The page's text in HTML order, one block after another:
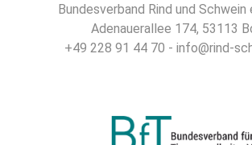
Bundesverband Rind und Schwein
Adenauerallee 174, 53113
+49 228 91 44 70 - info@rind-